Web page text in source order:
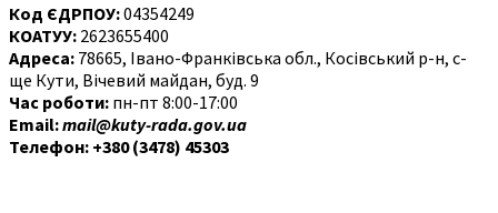
Код ЄДРПОУ:04354249
КОАТУУ: 2623655400
Адреса: 78665, Івано-Франківська обл., Косівський р-н, с-
ще Кути, Вічевий майдан, буд. 9
Час роботи: пн-пт 8:00-17:00
Email:mail@kuty-rada.gov.ua
Телефон: +380 (3478) 45303